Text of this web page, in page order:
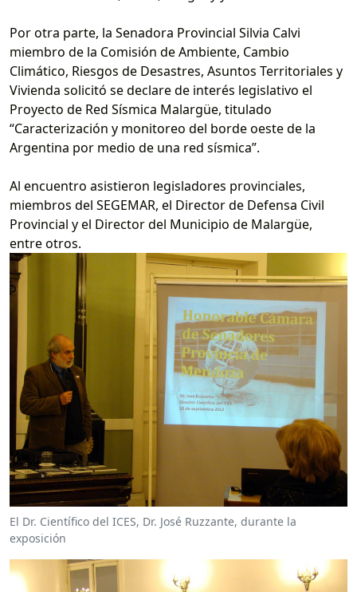
Por otra parte, la Senadora Provincial Silvia Calvi
miembro de la Comisión de Ambiente, Cambio
Climático, Riesgos de Desastres, Asuntos Territoriales y
Vivienda solicitó se declare de interés legislativo el
Proyecto de Red Sísmica Malargüe, titulado
“Caracterización y monitoreo del borde oeste de la
Argentina por medio de una red sísmica”.
Al encuentro asistieron legisladores provinciales,
miembros del SEGEMAR, el Director de Defensa Civil
Provincial y el Director del Municipio de Malargüe,
entre otros.
El Dr. Científico del ICES, Dr. José Ruzzante, durante la
exposición